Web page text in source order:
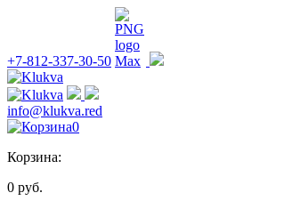
+7-812-337-30-50
info@klukva.red
0
Корзина:
0 руб.